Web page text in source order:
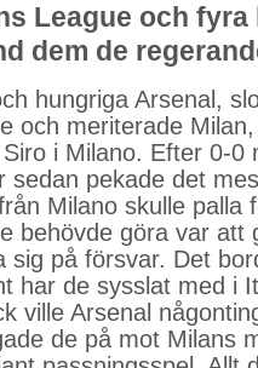
League och fyra
dem de
hungriga Arsenal,
och meriterade
i Milano. Efter 0-0
sedan pekade det
Milano skulle palla
behövde göra var att
sig på försvar. Det
har de sysslat med i
ville Arsenal
de på mot Milans